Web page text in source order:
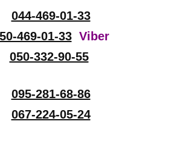
044-469-01-33
469-01-33 Viber
050-332-90-55
095-281-68-86
067-224-05-24